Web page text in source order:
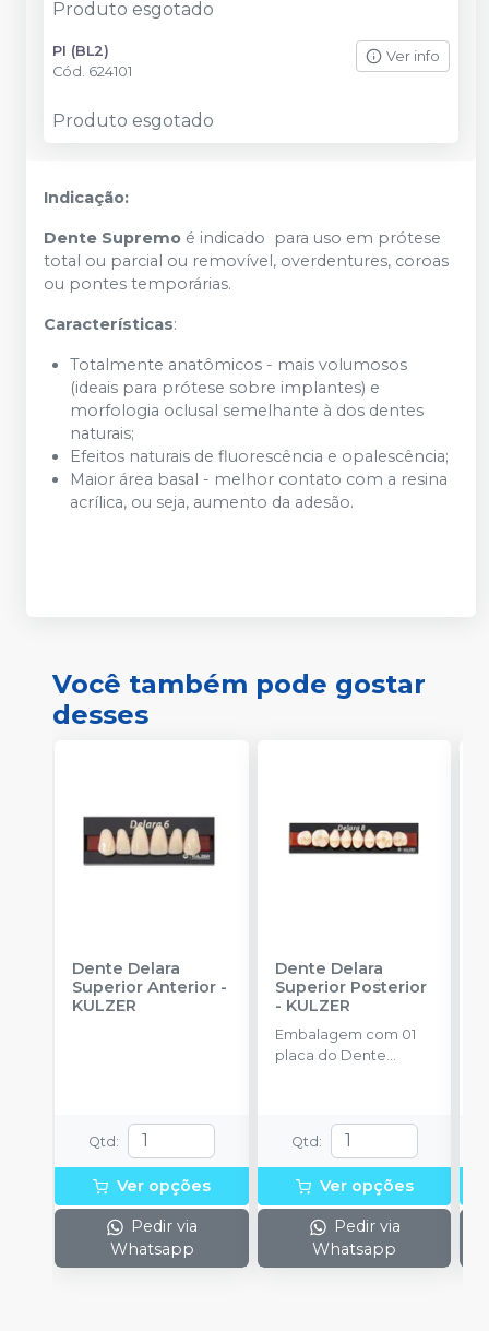
Produto esgotado
PI (BL2)
Cód. 624101
Ver info
Produto esgotado
Indicação:
Dente Supremo é indicado para uso em prótese
total ou parcial ou removível, overdentures, coroas
ou pontes temporárias.
Características:
Totalmente anatômicos - mais volumosos
(ideais para prótese sobre implantes) e
morfologia oclusal semelhante à dos dentes
naturais;
Efeitos naturais de fluorescência e opalescência;
Maior área basal - melhor contato com a resina
acrílica, ou seja, aumento da adesão.
Você também pode gostar
desses
Dente Delara
Superior Anterior -
KULZER
Qtd:
Ver opções
Pedir via
Whatsapp
Dente Delara
Superior Posterior
- KULZER
Embalagem com 01
placa do Dente
Qtd:
Ver opções
Pedir via
Whatsapp